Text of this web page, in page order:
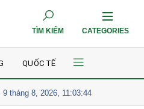
TÌM KIẾM CATEGORIES
QUỐC TẾ
thần đến tiễn biệt
9 tháng 8, 2026, 11:03:45